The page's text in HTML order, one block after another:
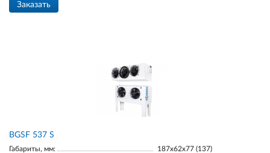
Заказать
BGSF 537 S
Габариты, мм:
187х62х77 (137)